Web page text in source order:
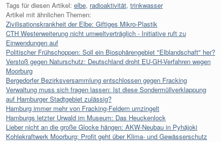
Tags für diesen Artikel: elbe, radioaktivität, trinkwasser
Artikel mit ähnlichen Themen:
Zivilisationskrankheit der Elbe: Giftiges Mikro-Plastik
CTH Westerweiterung nicht umweltverträglich - Initiative ruft zu
Einwendungen auf
Politischer Frühschoppen: Soll ein Biosphärengebiet "Elblandschaft" her?
Verstoß gegen Naturschutz: Deutschland droht EU-GH-Verfahren wegen
Moorburg
Bergedorfer Bezirksversammlung entschlossen gegen Fracking
Verwaltung muss sich fragen lassen: Ist diese Sondermüllverklappung
auf Hamburger Stadtgebiet zulässig?
Hamburg immer mehr von Fracking-Feldern umzingelt
Hamburgs letzter Urwald im Museum: Das Heuckenlock
Lieber nicht an die große Glocke hängen: AKW-Neubau in Pyhäjoki
Kohlekraftwerk Moorburg: Profit geht über Klima- und Gewässerschutz